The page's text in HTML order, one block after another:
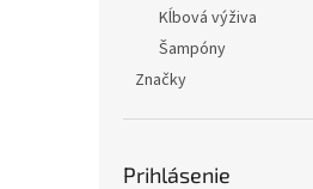
Kĺbová výživa
Šampóny
Značky
Prihlásenie